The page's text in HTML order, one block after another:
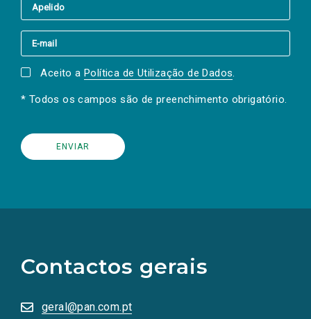
Aceito a Política de Utilização de Dados.
* Todos os campos são de preenchimento obrigatório.
Contactos gerais
geral@pan.com.pt
redes
sociais
numa
nova